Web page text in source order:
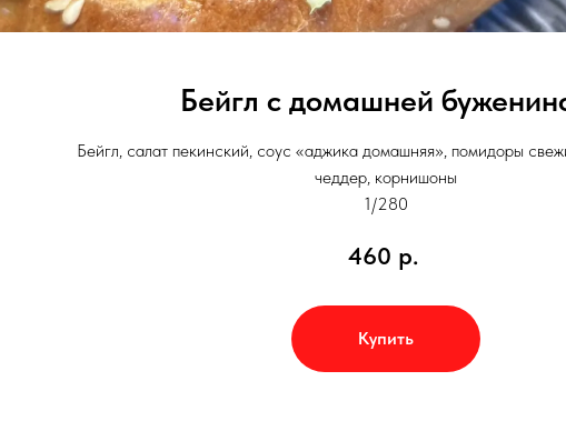
Бейгл с домашней
Бейгл, салат пекинский, соус «аджика домашняя», помидоры
чеддер, корнишоны
1/280
460 р.
Купить